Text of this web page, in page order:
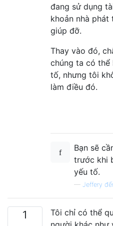
đang sử dụng
khoản nhà
giúp đỡ.
Thay vào đó,
chúng ta có thể
tố, nhưng tôi
làm điều đó.
Bạn sẽ
trước khi
yếu tố.
— Jeffery
1
Tôi chỉ có thể